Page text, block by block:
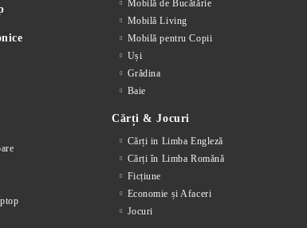
Mobilă de Bucătărie
Mobilă Living
Mobilă pentru Copii
Uși
Grădina
Baie
Cărți & Jocuri
Cărți in Limba Engleză
Cărți în Limba Romănă
Ficțiune
Economie și Afaceri
Jocuri